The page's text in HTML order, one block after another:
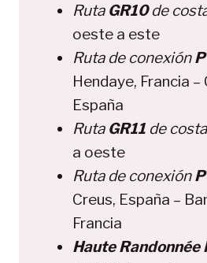
Ruta GR10de
oeste a este
Ruta de conexión
Hendaye, Francia –
España
Ruta GR11 de
a oeste
Ruta de conexión
Creus, España –
Francia
Haute Randonnée